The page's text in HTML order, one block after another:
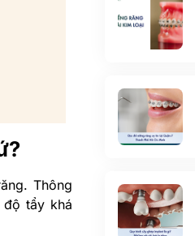
Thông
tẩy khá